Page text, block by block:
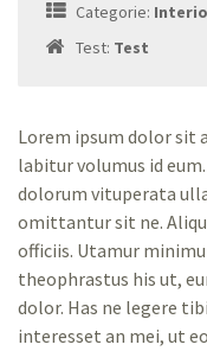
Categorie:
Test: Test
Lorem ipsum dolor sit
labitur volumus id
dolorum vituperata
omittantur sit ne.
officiis. Utamur
theophrastus his ut,
dolor. Has ne legere
interesset an mei, ut